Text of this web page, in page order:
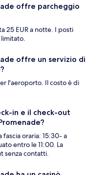
offre parcheggio
25 EUR a notte. I posti
offre un servizio di
l'aeroporto. Il costo è di
in e il check-out
oraria: 15:30- a
entro le 11:00. La
senza contatti.